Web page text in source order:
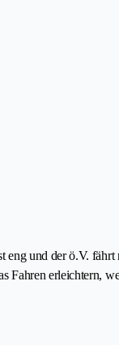
und der ö.V.
erleichtern,